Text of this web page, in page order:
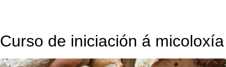
Curso de iniciación á micoloxía